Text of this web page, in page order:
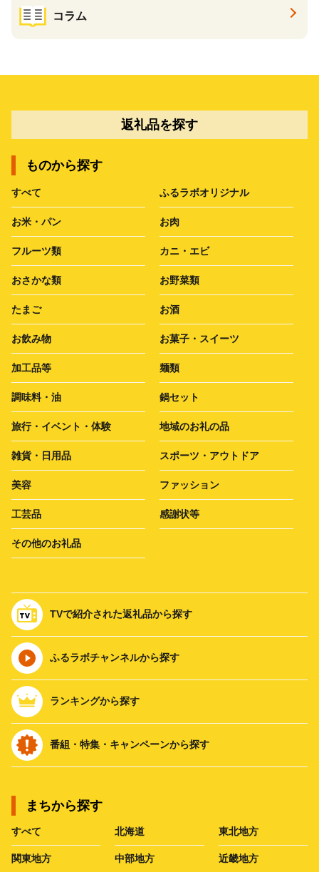
コラム
返礼品を探す
ものから探す
すべて ふるラボオリジナル
お米・パン お肉
フルーツ類 カニ・エビ
おさかな類 お野菜類
たまご お酒
お飲み物 お菓子・スイーツ
加工品等 麺類
調味料・油 鍋セット
旅行・イベント・体験 地域のお礼の品
雑貨・日用品 スポーツ・アウトドア
美容 ファッション
工芸品 感謝状等
その他のお礼品
TVで紹介された返礼品から探す
ふるラボチャンネルから探す
ランキングから探す
番組・特集・キャンペーンから探す
まちから探す
すべて 北海道 東北地方
関東地方 中部地方 近畿地方